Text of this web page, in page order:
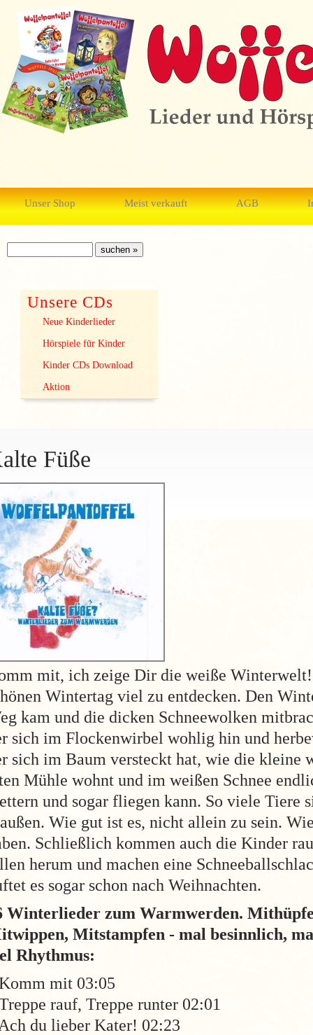
Unser Shop Meist verkauft AGB
Unsere CDs
Neue Kinderlieder
Hörspiele für Kinder
Kinder CDs Download
Aktion
Füße
mit, ich zeige Dir die weiße
Wintertag viel zu entdecken. Den
kam und die dicken Schneewolken
sich im Flockenwirbel wohlig hin und
sich im Baum versteckt hat, wie die kleine
Mühle wohnt und im weißen Schnee
und sogar fliegen kann. So viele Tiere
Wie gut ist es, nicht allein zu sein.
Schließlich kommen auch die Kinder
herum und machen eine
es sogar schon nach Weihnachten.
Winterlieder zum Warmwerden.
Mitstampfen - mal besinnlich,
Rhythmus:
mit 03:05
rauf, Treppe runter 02:01
du lieber Kater! 02:23